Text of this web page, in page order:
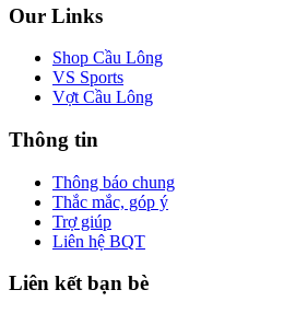
Our Links
Shop Cầu Lông
VS Sports
Vợt Cầu Lông
Thông tin
Thông báo chung
Thắc mắc, góp ý
Trợ giúp
Liên hệ BQT
Liên kết bạn bè